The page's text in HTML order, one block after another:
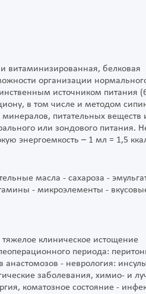
витаминизированная, белковая
организации
источником питания
в том числе и методом
питательных веществ
или зондового питания.
энергоемкость – 1 мл = 1,5
масла - сахароза -
- микроэлементы -
клиническое истощение
периода:
- неврология:
заболевания, химио- и
коматозное состояние -